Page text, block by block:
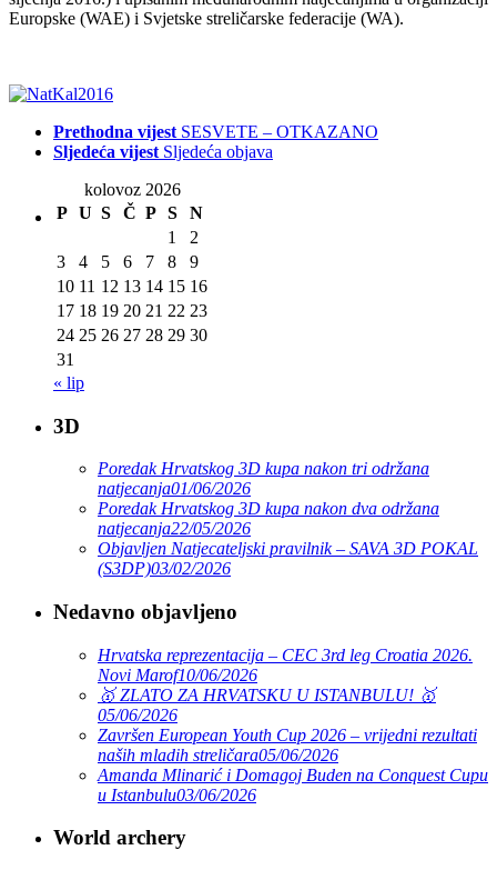
Europske (WAE) i Svjetske streličarske federacije (WA).
Prethodna vijest SESVETE – OTKAZANO
Sljedeća vijest Sljedeća objava
kolovoz 2026
P U S Č P S
N
1
2
3
4 5 6 7 8
9
10 11 12 13 14 15 16
17 18 19 20 21 22 23
24 25 26 27 28 29 30
31
« lip
3D
Poredak Hrvatskog 3D kupa nakon tri održana
natjecanja01/06/2026
Poredak Hrvatskog 3D kupa nakon dva održana
natjecanja22/05/2026
Objavljen Natjecateljski pravilnik – SAVA 3D POKAL
(S3DP)03/02/2026
Nedavno objavljeno
Hrvatska reprezentacija – CEC 3rd leg Croatia 2026.
Novi Marof10/06/2026
🥇 ZLATO ZA HRVATSKU U ISTANBULU! 🥇
05/06/2026
Završen European Youth Cup 2026 – vrijedni rezultati
naših mladih streličara05/06/2026
Amanda Mlinarić i Domagoj Buden na Conquest Cupu
u Istanbulu03/06/2026
World archery